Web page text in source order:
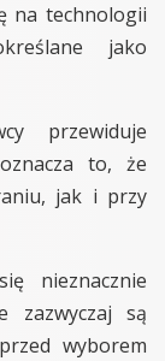
na technologii
jako
przewiduje
to, że
jak i przy
nieznacznie
zazwyczaj są
wyborem